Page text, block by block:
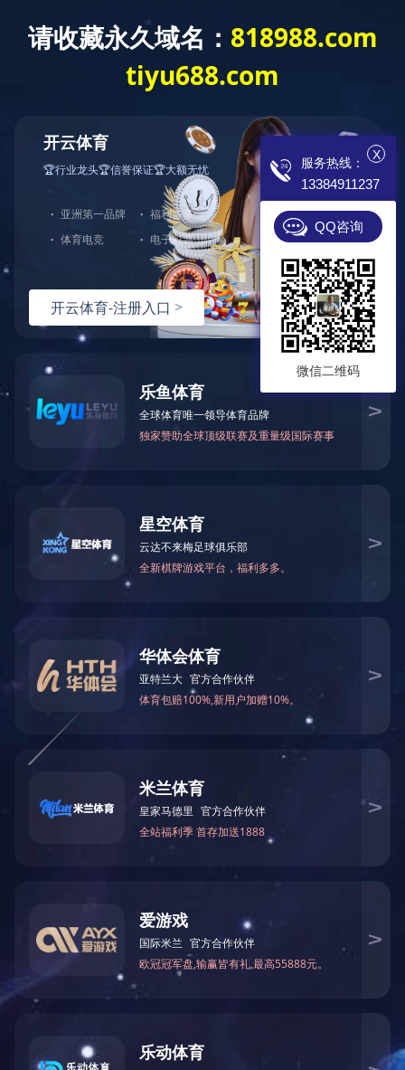
OD网页版
电锅炉 成功案例
第四军医大学口腔医院（0.22T电蒸汽锅炉）
X
服务热线：
13384911237
QQ咨询
微信二维码